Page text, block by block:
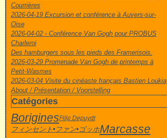
Courrières
2026-04-19 Excursion et conférence à Auvers-sur-
Oise
2026-04-02 - Conférence Van Gogh pour PROBUS
Charleroi
Des hamburgers sous les pieds des Framerisois.
2026-03-29 Promenade Van Gogh de printemps à
Petit-Wasmes
2026-03-04 Visite du cinéaste français Bastien Loukia
About / Présentation / Voorstelling
Catégories
BoriginesFilip Depuydt
フィンセント•ファン•ゴッホMarcasse